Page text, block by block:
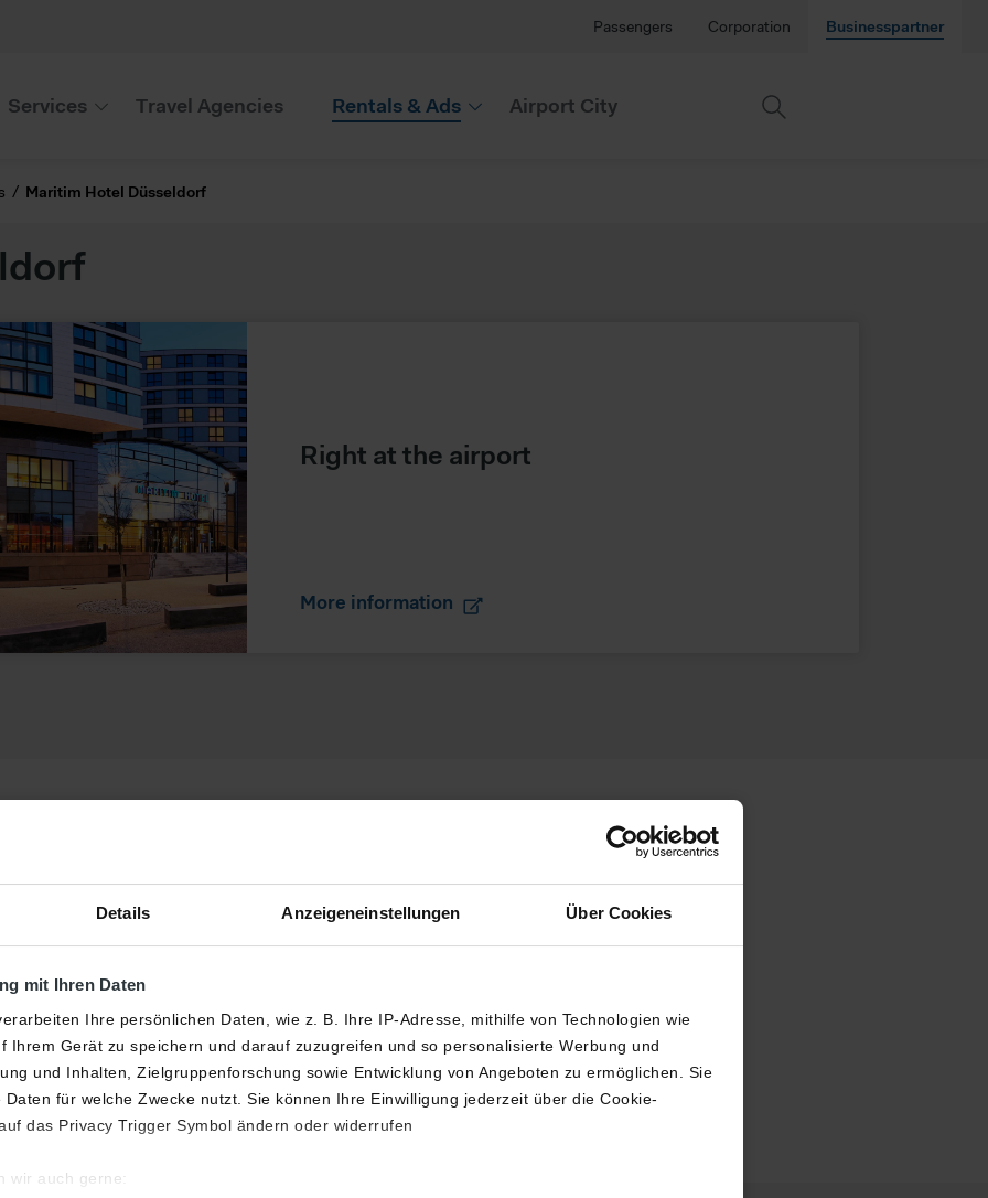
Details Anzeigeneinstellungen Über Cookies
mit Ihren Daten
Ihre persönlichen Daten, wie z. B. Ihre IP-Adresse, mithilfe von Technologien wie
Ihrem Gerät zu speichern und darauf zuzugreifen und so personalisierte Werbung und
und Inhalten, Zielgruppenforschung sowie Entwicklung von Angeboten zu ermöglichen. Sie
für welche Zwecke nutzt. Sie können Ihre Einwilligung jederzeit über die Cookie-
das Privacy Trigger Symbol ändern oder widerrufen
wir auch gerne:
Services Travel Agencies Rentals & Ads Airport City
Passengers Corporation Businesspartner
Maritim Hotel Düsseldorf
Right at the airport
More information
directly at the airport
combination of modernity, stylish design and luxurious ambience. You
dry on a pedestrian bridge.
with its fine shops, Königsallee and the nightlife district are only a few
The nearby exhibition center can also be easily reached by public